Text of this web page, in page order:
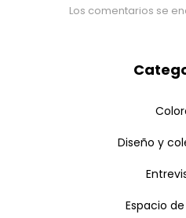
Los comentarios se
Diseño y
Espacio